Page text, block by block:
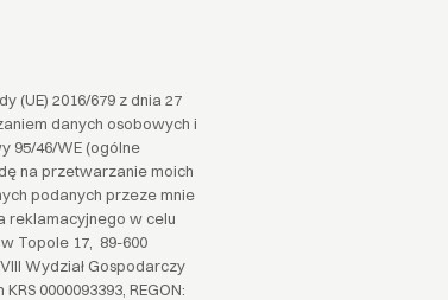
(UE) 2016/679 z dnia 27
danych osobowych i
95/46/WE (ogólne
na przetwarzanie moich
podanych przeze mnie
reklamacyjnego w celu
Topole 17, 89-600
Wydział Gospodarczy
0000093393, REGON: